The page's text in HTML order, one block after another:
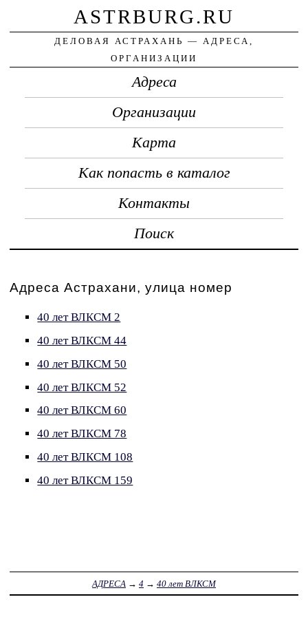
ASTRBURG.RU
ДЕЛОВАЯ АСТРАХАНЬ — АДРЕСА,
ОРГАНИЗАЦИИ
Адреса
Организации
Карта
Как попасть в каталог
Контакты
Поиск
Адреса Астрахани, улица номер
40 лет ВЛКСМ 2
40 лет ВЛКСМ 44
40 лет ВЛКСМ 50
40 лет ВЛКСМ 52
40 лет ВЛКСМ 60
40 лет ВЛКСМ 78
40 лет ВЛКСМ 108
40 лет ВЛКСМ 159
АДРЕСА → 4 → 40 лет ВЛКСМ